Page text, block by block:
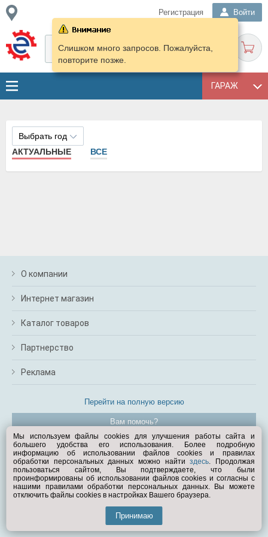
Регистрация Войти
ГАРАЖ
Слишком много запросов. Пожалуйста,
повторите позже.
Выбрать год
АКТУАЛЬНЫЕ
ВСЕ
О компании
Интернет магазин
Каталог товаров
Партнерство
Реклама
Перейти на полную версию
Вам помочь?
© Exist.ru 1998—2026
Мы используем файлы cookies для улучшения работы сайта и
большего удобства его использования. Более подробную
информацию об использовании файлов cookies и правилах
обработки персональных данных можно найтиздесь. Продолжая
пользоваться сайтом, Вы подтверждаете, что были
проинформированы об использовании файлов cookies и согласны с
нашими правилами обработки персональных данных. Вы можете
отключить файлы cookies в настройках Вашего браузера.
Принимаю